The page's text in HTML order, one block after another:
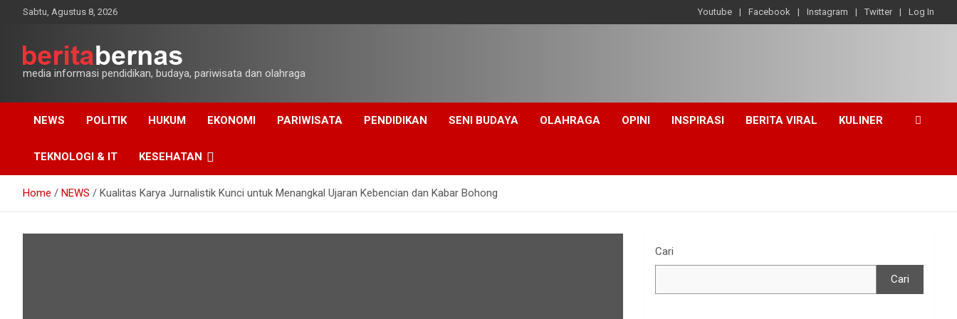
Sabtu, Agustus 8, 2026 Youtube Facebook Instagram Twitter Log In
media informasi pendidikan, budaya, pariwisata dan olahraga
NEWS POLITIK HUKUM EKONOMI PARIWISATA PENDIDIKAN SENI BUDAYA OLAHRAGA OPINI INSPIRASI BERITA VIRAL KULINER
TEKNOLOGI & IT KESEHATAN
Home NEWS Kualitas Karya Jurnalistik Kunci untuk Menangkal Ujaran Kebencian dan Kabar Bohong
Cari
Cari